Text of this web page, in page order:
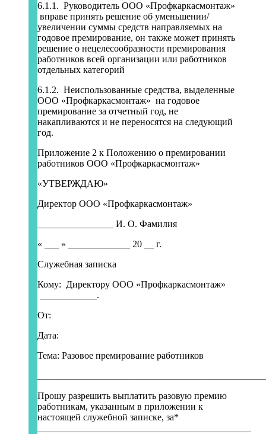
6.1.1. Руководитель ООО «Профкаркасмонтаж»
вправе принять решение об уменьшении/
увеличении суммы средств направляемых на
годовое премирование, он также может принять
решение о нецелесообразности премирования
работников всей организации или работников
отдельных категорий
6.1.2. Неиспользованные средства, выделенные
ООО «Профкаркасмонтаж» на годовое
премирование за отчетный год, не
накапливаются и не переносятся на следующий
год.
Приложение 2 к Положению о премировании
работников ООО «Профкаркасмонтаж»
«УТВЕРЖДАЮ»
Директор ООО «Профкаркасмонтаж»
________________ И. О. Фамилия
« ___ » _____________ 20 __ г.
Служебная записка
Кому: Директору ООО «Профкаркасмонтаж»
____________.
От:
Дата:
Тема: Разовое премирование работников
Прошу разрешить выплатить разовую премию
работникам, указанным в приложении к
настоящей служебной записке, за*